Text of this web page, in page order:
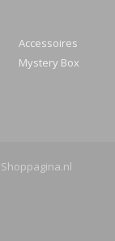
Accessoires
Mystery Box